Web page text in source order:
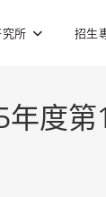
所 招生
年度